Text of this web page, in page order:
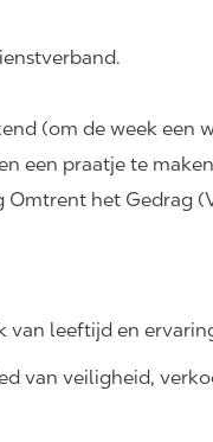
(om de week een
een praatje te
het Gedrag
van leeftijd en
van veiligheid,